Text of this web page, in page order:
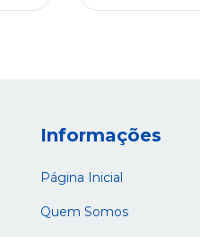
Informações
Página Inicial
Quem Somos